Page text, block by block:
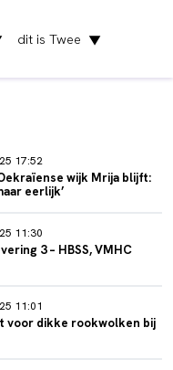
dit is Twee ▼
17:52
wijk Mrija blijft:
eerlijk’
11:30
3 – HBSS, VMHC
11:01
voor dikke rookwolken bij